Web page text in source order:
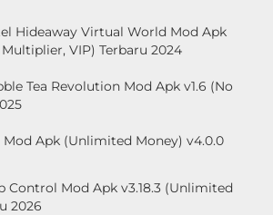
Hideaway Virtual World Mod Apk
Multiplier, VIP) Terbaru 2024
Tea Revolution Mod Apk v1.6 (No
Mod Apk (Unlimited Money) v4.0.0
Control Mod Apk v3.18.3 (Unlimited
2026